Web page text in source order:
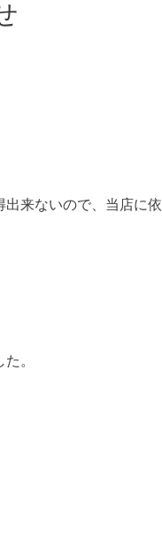
来ないので、当店に依
。